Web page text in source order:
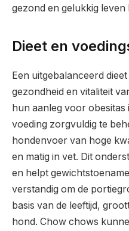
gezond en gelukkig leven
Dieet en
Een uitgebalanceerd
gezondheid en vitaliteit
hun aanleg voor
voeding zorgvuldig te
hondenvoer van hoge
en matig in vet. Dit
en helpt
verstandig om de
basis van de leeftijd,
hond. Chow chows